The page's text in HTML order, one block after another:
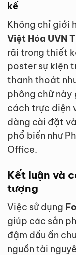
kế
Không chỉ giới
Việt Hóa UVN
rãi trong thiết
poster sự kiện
thanh thoát
phông chữ
cách trực diện
dàng cài đặt
phổ biến như
Office.
Kết luận và
tượng
Việc sử dụng
giúp các sản
đậm dấu ấn
nguồn tài